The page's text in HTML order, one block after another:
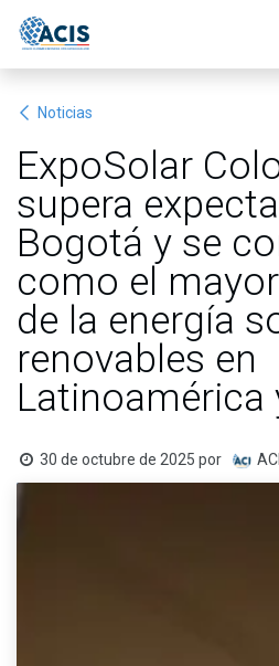
Noticias
ExpoSolar
supera
Bogotá y se
como el
de la energía
renovables en
Latinoamérica
30 de octubre de 2025 por